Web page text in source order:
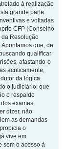
à realização
grande parte
e voltadas
CFP (Conselho
da Resolução
que, de
qualificar
afastando-o
acriticamente,
da lógica
o judiciário: que
o respaldo
exames
dizer, não
as demandas
o
vive em
sem o acesso à